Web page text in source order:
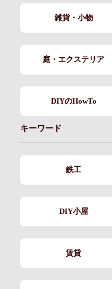
雑貨・小物
庭・エクステリア
DIYのHowTo
キーワード
鉄工
DIY小屋
賃貸